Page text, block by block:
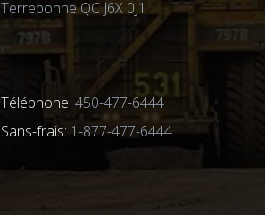
Terrebonne QC J6X 0J1
Téléphone: 450-477-6444
Sans-frais: 1-877-477-6444